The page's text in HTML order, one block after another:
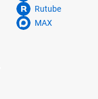
Rutube
MAX